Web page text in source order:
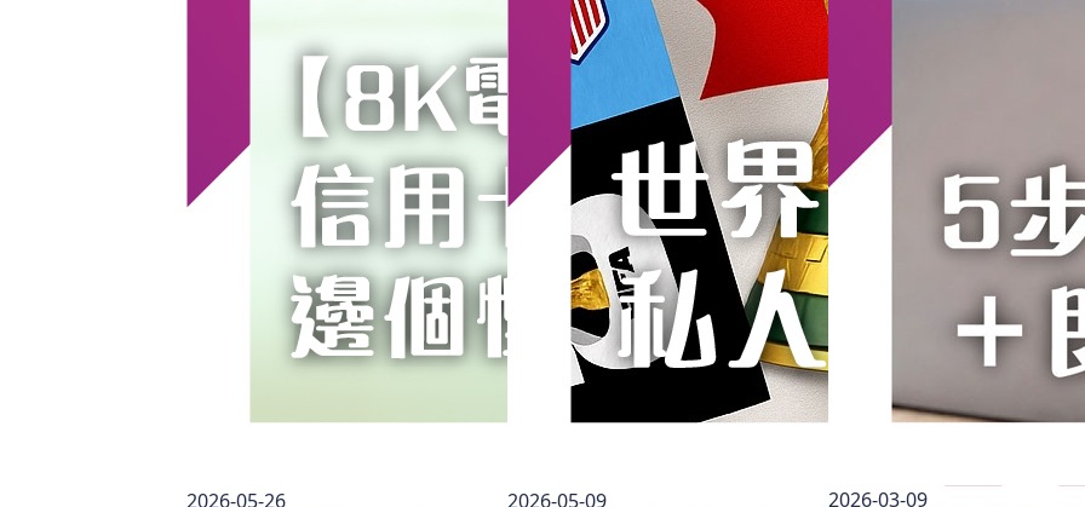
2026-05-26
2026-05-09
2026-03-09